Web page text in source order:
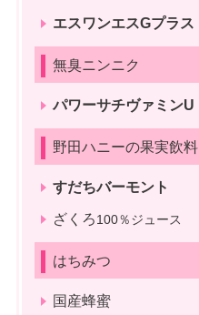
エスワンエスGプラス
無臭ニンニク
パワーサチヴァミンU
野田ハニーの果実飲料
すだちバーモント
ざくろ100％ジュース
はちみつ
国産蜂蜜